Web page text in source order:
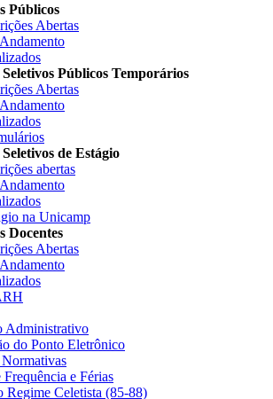
Públicos
Abertas
Seletivos Públicos Temporários
Abertas
Seletivos de Estágio
abertas
na Unicamp
Docentes
Abertas
Administrativo
do Ponto Eletrônico
e Férias
Regime Celetista (85-88)